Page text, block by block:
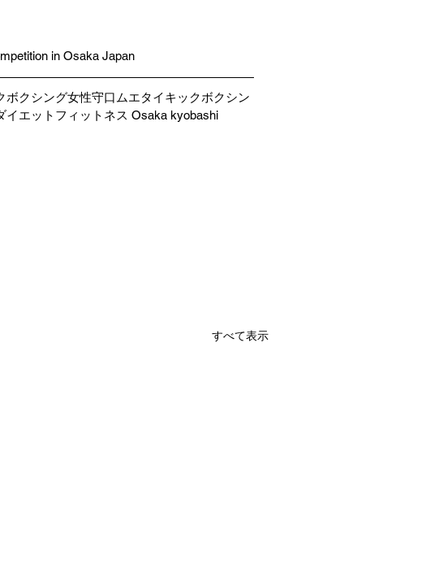
in Osaka Japan
クシング女性守口ムエタイキックボクシン
エットフィットネス Osaka kyobashi
すべて表示